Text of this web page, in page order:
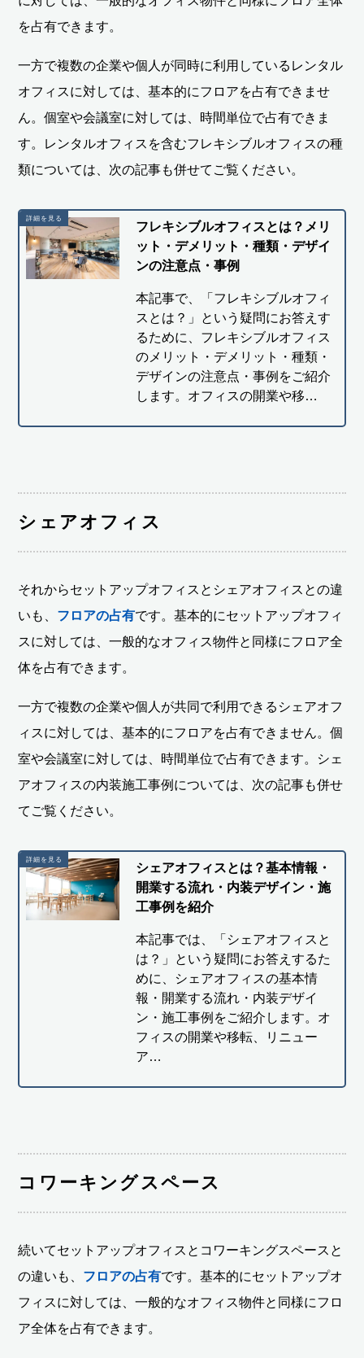
を占有できます。
一方で複数の企業や個人が同時に利用しているレンタル
オフィスに対しては、基本的にフロアを占有できませ
ん。個室や会議室に対しては、時間単位で占有できま
す。レンタルオフィスを含むフレキシブルオフィスの種
類については、次の記事も併せてご覧ください。
フレキシブルオフィスとは？メリ
ット・デメリット・種類・デザイ
ンの注意点・事例
本記事で、「フレキシブルオフィ
スとは？」という疑問にお答えす
るために、フレキシブルオフィス
のメリット・デメリット・種類・
デザインの注意点・事例をご紹介
します。オフィスの開業や移…
シェアオフィス
それからセットアップオフィスとシェアオフィスとの違
いも、 フロアの占有です。基本的にセットアップオフィ
スに対しては、一般的なオフィス物件と同様にフロア全
体を占有できます。
一方で複数の企業や個人が共同で利用できるシェアオフ
ィスに対しては、基本的にフロアを占有できません。個
室や会議室に対しては、時間単位で占有できます。シェ
アオフィスの内装施工事例については、次の記事も併せ
てご覧ください。
シェアオフィスとは？基本情報・
開業する流れ・内装デザイン・施
工事例を紹介
本記事では、「シェアオフィスと
は？」という疑問にお答えするた
めに、シェアオフィスの基本情
報・開業する流れ・内装デザイ
ン・施工事例をご紹介します。オ
フィスの開業や移転、リニュー
ア…
コワーキングスペース
続いてセットアップオフィスとコワーキングスペースと
の違いも、 フロアの占有です。基本的にセットアップオ
フィスに対しては、一般的なオフィス物件と同様にフロ
ア全体を占有できます。